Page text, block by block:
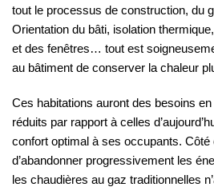
tout le processus de construction, du
Orientation du bâti, isolation
et des fenêtres… tout est
au bâtiment de conserver la chaleur
Ces habitations auront des besoins
réduits par rapport à celles
confort optimal à ses occupants. Côté
d’abandonner progressivement les
les chaudières au gaz traditionnelles